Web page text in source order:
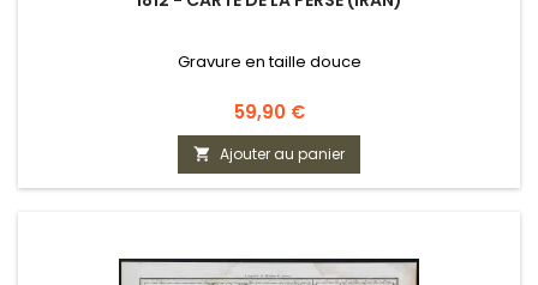
Gravure en taille douce
Prix
59,90 €
 Ajouter au panier